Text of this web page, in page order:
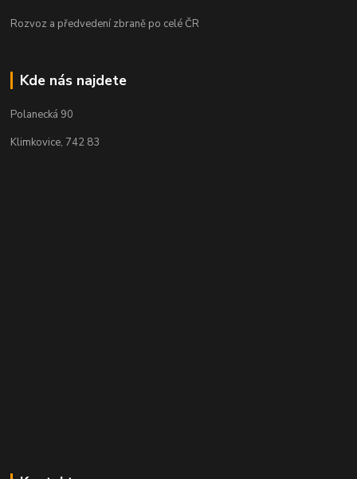
Rozvoz a předvedení zbraně po celé ČR
Kde nás najdete
Polanecká 90
Klimkovice, 742 83